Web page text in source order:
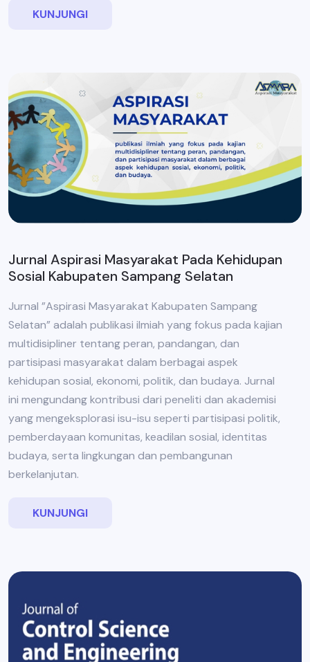
KUNJUNGI
Jurnal Aspirasi Masyarakat Pada Kehidupan
Sosial Kabupaten Sampang Selatan
Jurnal ”Aspirasi Masyarakat Kabupaten Sampang
Selatan” adalah publikasi ilmiah yang fokus pada kajian
multidisipliner tentang peran, pandangan, dan
partisipasi masyarakat dalam berbagai aspek
kehidupan sosial, ekonomi, politik, dan budaya. Jurnal
ini mengundang kontribusi dari peneliti dan akademisi
yang mengeksplorasi isu-isu seperti partisipasi politik,
pemberdayaan komunitas, keadilan sosial, identitas
budaya, serta lingkungan dan pembangunan
berkelanjutan.
KUNJUNGI